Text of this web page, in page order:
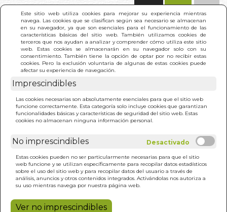
Este sitio web utiliza cookies para mejorar su experiencia mientras
navega. Las cookies que se clasifican según sea necesario se almacenan
en su navegador, ya que son esenciales para el funcionamiento de las
características básicas del sitio web. También utilizamos cookies de
terceros que nos ayudan a analizar y comprender cómo utiliza este sitio
web. Estas cookies se almacenarán en su navegador solo con su
consentimiento. También tiene la opción de optar por no recibir estas
cookies. Pero la exclusión voluntaria de algunas de estas cookies puede
afectar su experiencia de navegación.
Imprescindibles
Las cookies necesarias son absolutamente esenciales para que el sitio web
funcione correctamente. Esta categoría solo incluye cookies que garantizan
funcionalidades básicas y características de seguridad del sitio web. Estas
cookies no almacenan ninguna información personal.
No imprescindibles
Estas cookies pueden no ser particularmente necesarias para que el sitio
web funcione y se utilizan específicamente para recopilar datos estadísticos
sobre el uso del sitio web y para recopilar datos del usuario a través de
análisis, anuncios y otros contenidos integrados. Activándolas nos autoriza a
su uso mientras navega por nuestra página web.
Ver no imprescindibles
INICIO >